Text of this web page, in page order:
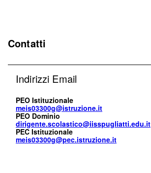
Contatti
Indirizzi Email
PEO Istituzionale
meis03300g@istruzione.it
PEO Dominio
dirigente.scolastico@iisspugliatti.edu.it
PEC Istituzionale
meis03300g@pec.istruzione.it